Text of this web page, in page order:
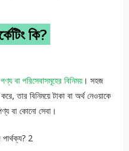
কি?
বা পরিসেবাসমূহের বিনিময়। সহজ
তার বিনিময়ে টাকা বা অর্থ নেওয়াকে
বা কোনো সেবা।